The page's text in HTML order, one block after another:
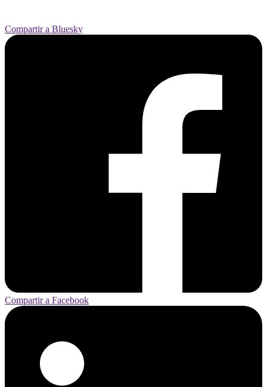
Compartir a Bluesky
Compartir a Facebook